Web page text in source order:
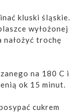
kluski śląskie.
wyłożonej
nałożyć trochę
na 180 C i
ok 15 minut.
cukrem